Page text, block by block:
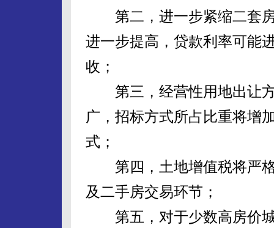
第二，进一步紧缩二套房
进一步提高，贷款利率可能
收；
第三，经营性用地出让方
广，招标方式所占比重将增
式；
第四，土地增值税将严格
及二手房交易环节；
第五，对于少数高房价城